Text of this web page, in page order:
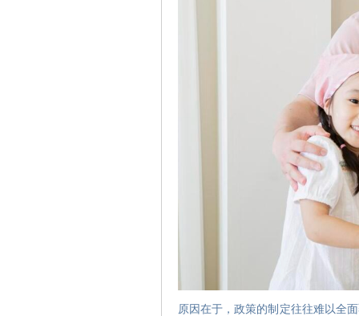
原因在于，政策的制定往往难以全